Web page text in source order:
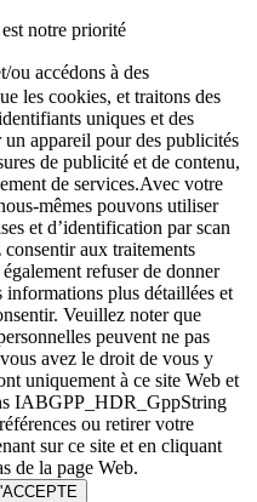
notre priorité
ou accédons à des
les cookies, et traitons des
uniques et des
appareil pour des publicités
de publicité et de contenu,
de services.Avec votre
mêmes pouvons utiliser
et d’identification par scan
aux traitements
refuser de donner
informations plus détaillées et
Veuillez noter que
peuvent ne pas
avez le droit de vous y
uniquement à ce site Web et
IABGPP_HDR_GppString
ou retirer votre
sur ce site et en cliquant
de la page Web.